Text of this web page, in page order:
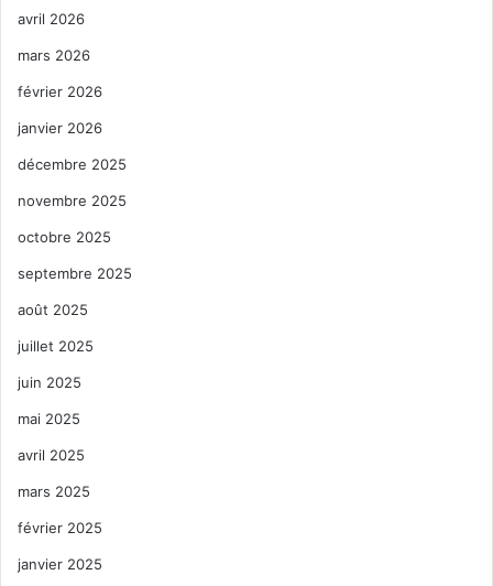
avril 2026
mars 2026
février 2026
janvier 2026
décembre 2025
novembre 2025
octobre 2025
septembre 2025
août 2025
juillet 2025
juin 2025
mai 2025
avril 2025
mars 2025
février 2025
janvier 2025